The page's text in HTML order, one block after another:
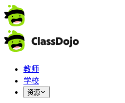
教师
学校
资源